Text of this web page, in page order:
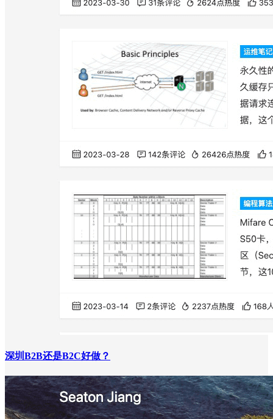
深圳B2B还是B2C好做？